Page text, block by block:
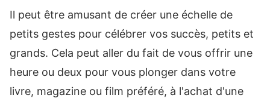
Il peut être amusant de créer une échelle de
petits gestes pour célébrer vos succès, petits et
grands. Cela peut aller du fait de vous offrir une
heure ou deux pour vous plonger dans votre
livre, magazine ou film préféré, à l'achat d'une